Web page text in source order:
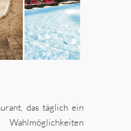
das täglich ein